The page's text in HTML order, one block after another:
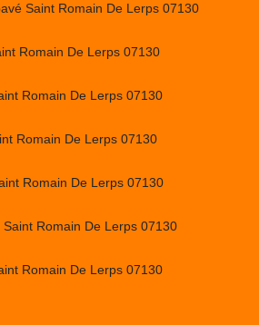
Saint Romain De Lerps 07130
Romain De Lerps 07130
Romain De Lerps 07130
Romain De Lerps 07130
Romain De Lerps 07130
Romain De Lerps 07130
Romain De Lerps 07130